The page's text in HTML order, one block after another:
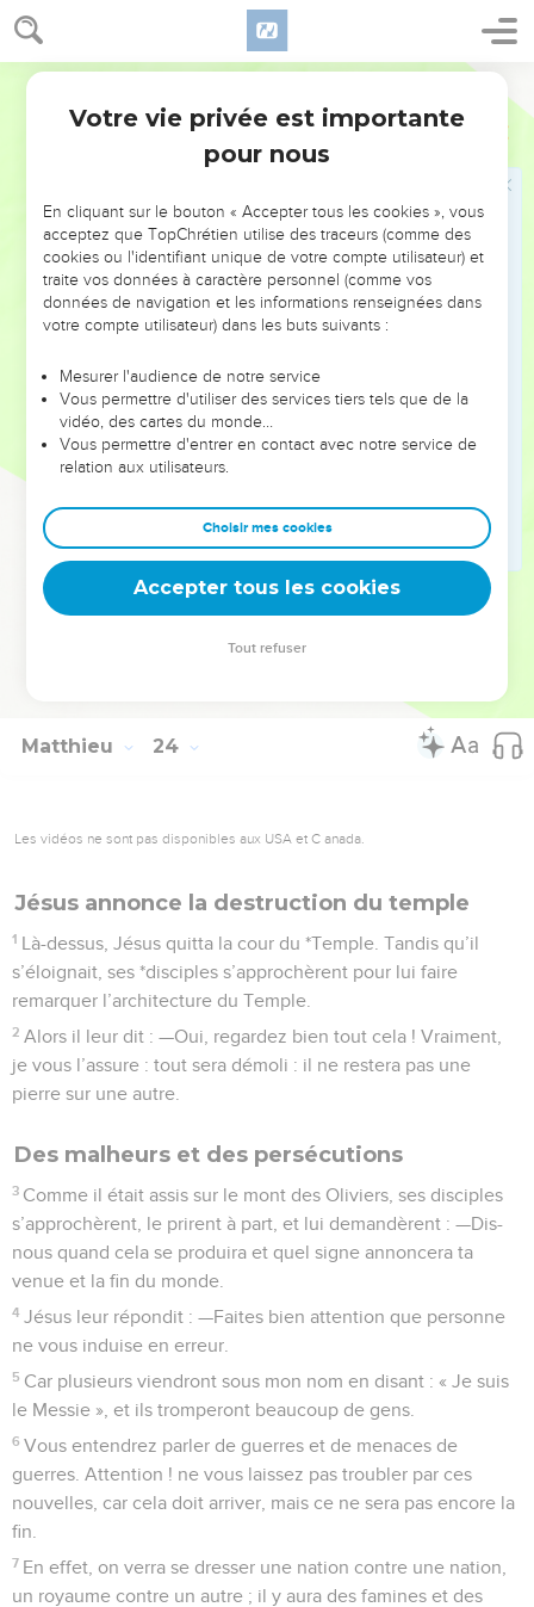
Matthieu 23
35 pour que retombe sur vous le châtiment qu’appelle le
meurtre de tous les innocents, depuis celui d’Abel, le juste,
assassiné entre le Temple et l’autel du sacrifice.
Oui, vraiment, je vous l’assure : le châtiment mérité par
génération.
Jésus et Jérusalem
—Ah, *Jérusalem ! Jérusalem ! toi qui fais mourir les
t’envoie ! Combien de fois j’ai voulu rassembler tes habitants
auprès de moi comme une poule rassemble ses poussins
sous ses ailes ! Mais vous ne l’avez pas voulu !
Maintenant, votre maison va être abandonnée et restera
En effet, je vous le déclare : Désormais, vous ne me verrez
plus jusqu’à ce que vous disiez : Béni soit celui qui vient de
la part du Seigneur !
La Bible Du Semeur Copyright © 1992, 1999 by Biblica, Inc.® Used by permission.
Matthieu 24
Les vidéos ne sont pas disponibles aux USA et C anada.
Jésus annonce la destruction du temple
1 Là-dessus, Jésus quitta la cour du *Temple. Tandis qu’il
s’éloignait, ses *disciples s’approchèrent pour lui faire
remarquer l’architecture du Temple.
2 Alors il leur dit : —Oui, regardez bien tout cela ! Vraiment,
je vous l’assure : tout sera démoli : il ne restera pas une
pierre sur une autre.
Des malheurs et des persécutions
3 Comme il était assis sur le mont des Oliviers, ses disciples
s’approchèrent, le prirent à part, et lui demandèrent : —Dis-
nous quand cela se produira et quel signe annoncera ta
venue et la fin du monde.
4 Jésus leur répondit : —Faites bien attention que personne
ne vous induise en erreur.
5 Car plusieurs viendront sous mon nom en disant : « Je suis
le Messie », et ils tromperont beaucoup de gens.
6 Vous entendrez parler de guerres et de menaces de
guerres. Attention ! ne vous laissez pas troubler par ces
nouvelles, car cela doit arriver, mais ce ne sera pas encore la
fin.
7 En effet, on verra se dresser une nation contre une nation,
un royaume contre un autre ; il y aura des famines et des
Votre vie privée est importante
pour nous
En cliquant sur le bouton « Accepter tous les cookies », vous
acceptez que TopChrétien utilise des traceurs (comme des
cookies ou l'identifiant unique de votre compte utilisateur) et
traite vos données à caractère personnel (comme vos
données de navigation et les informations renseignées dans
votre compte utilisateur) dans les buts suivants :
Mesurer l'audience de notre service
Vous permettre d'utiliser des services tiers tels que de la
vidéo, des cartes du monde…
Vous permettre d'entrer en contact avec notre service de
relation aux utilisateurs.
Choisir mes cookies
Accepter tous les cookies
Tout refuser